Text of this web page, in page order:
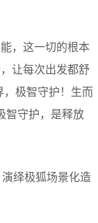
，这一切的根本
让每次出发都舒
极智守护！生而
智守护，是释放
绎极狐场景化造